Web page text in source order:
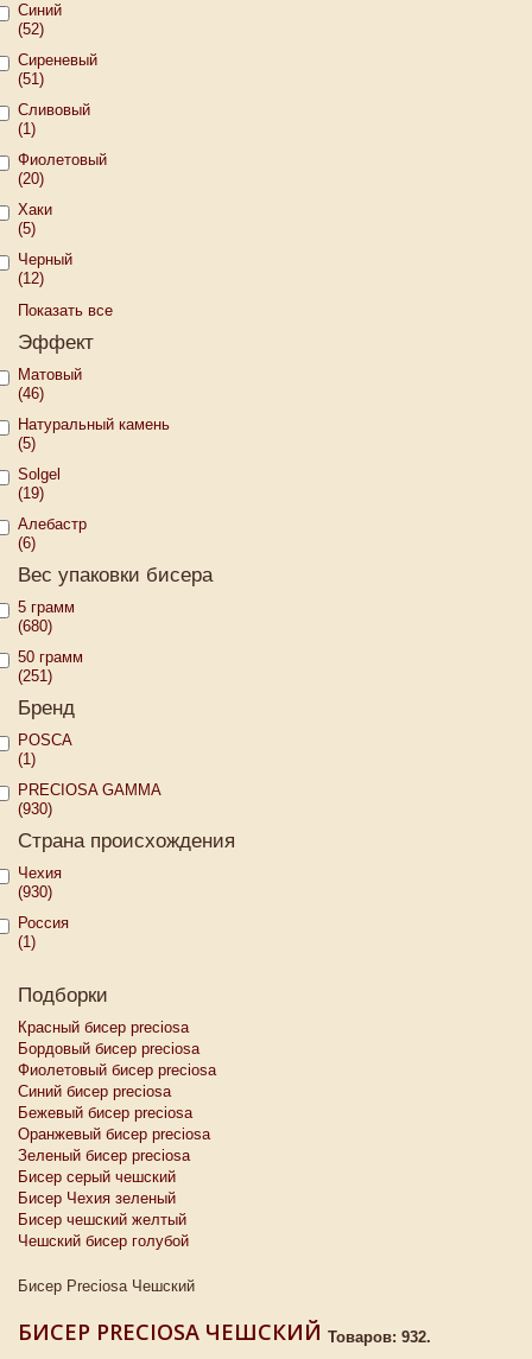
Синий
(52)
Сиреневый
(51)
Сливовый
(1)
Фиолетовый
(20)
Хаки
(5)
Черный
(12)
Показать все
Эффект
Матовый
(46)
Натуральный камень
(5)
Solgel
(19)
Алебастр
(6)
Вес упаковки бисера
5 грамм
(680)
50 грамм
(251)
Бренд
POSCA
(1)
PRECIOSA GAMMA
(930)
Страна происхождения
Чехия
(930)
Россия
(1)
Подборки
Красный бисер preciosa
Бордовый бисер preciosa
Фиолетовый бисер preciosa
Синий бисер preciosa
Бежевый бисер preciosa
Оранжевый бисер preciosa
Зеленый бисер preciosa
Бисер серый чешский
Бисер Чехия зеленый
Бисер чешский желтый
Чешский бисер голубой
Бисер Preciosa Чешский
БИСЕР PRECIOSA ЧЕШСКИЙ Товаров: 932.